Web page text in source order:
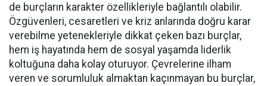
de burçların karakter özellikleriyle bağlantılı olabilir.
Özgüvenleri, cesaretleri ve kriz anlarında doğru karar
verebilme yetenekleriyle dikkat çeken bazı burçlar,
hem iş hayatında hem de sosyal yaşamda liderlik
koltuğuna daha kolay oturuyor. Çevrelerine ilham
veren ve sorumluluk almaktan kaçınmayan bu burçlar,